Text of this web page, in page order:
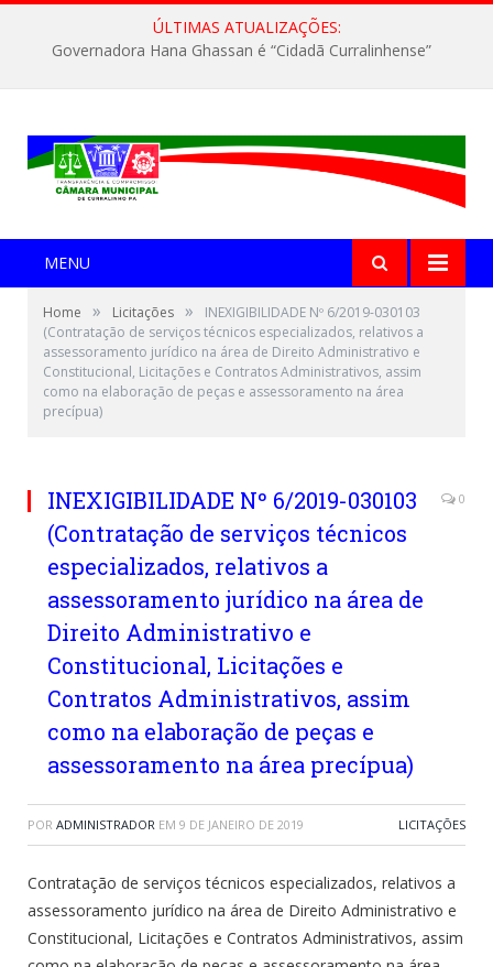
ÚLTIMAS ATUALIZAÇÕES:
Governadora Hana Ghassan é “Cidadã Curralinhense”
MENU
Home » Licitações »
INEXIGIBILIDADE Nº 6/2019-030103
(Contratação de serviços técnicos especializados, relativos a
assessoramento jurídico na área de Direito Administrativo e
Constitucional, Licitações e Contratos Administrativos, assim
como na elaboração de peças e assessoramento na área
precípua)
INEXIGIBILIDADE Nº 6/2019-030103
(Contratação de serviços técnicos
especializados, relativos a
assessoramento jurídico na área de
Direito Administrativo e
Constitucional, Licitações e
Contratos Administrativos, assim
como na elaboração de peças e
assessoramento na área precípua)
0
POR ADMINISTRADOR EM 9 DE JANEIRO DE 2019 LICITAÇÕES
Contratação de serviços técnicos especializados, relativos a
assessoramento jurídico na área de Direito Administrativo e
Constitucional, Licitações e Contratos Administrativos, assim